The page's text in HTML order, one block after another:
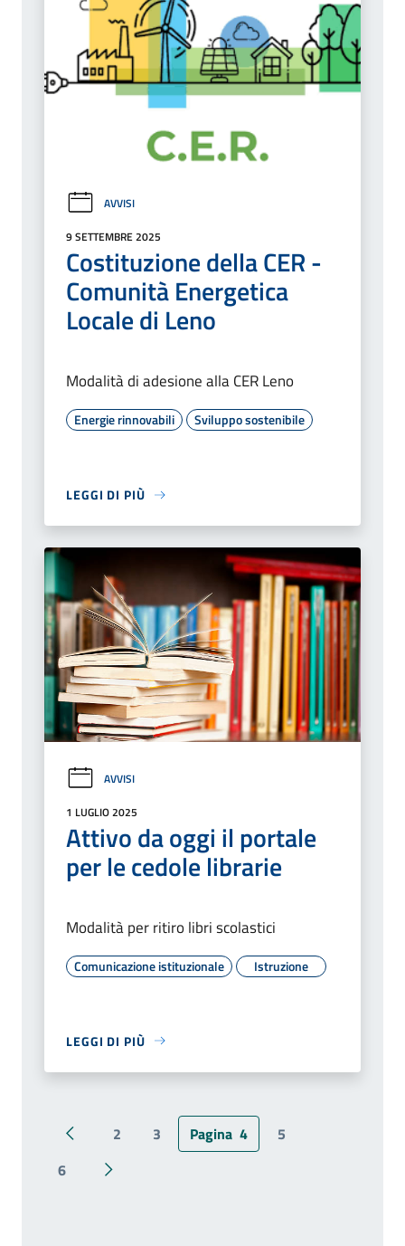
AVVISI
9 SETTEMBRE 2025
Costituzione della CER -
Comunità Energetica
Locale di Leno
Modalità di adesione alla CER Leno
Energie rinnovabili Sviluppo sostenibile
LEGGI DI PIÙ
AVVISI
1 LUGLIO 2025
Attivo da oggi il portale
per le cedole librarie
Modalità per ritiro libri scolastici
Comunicazione istituzionale Istruzione
LEGGI DI PIÙ
Pagina precedente
2 3 Pagina 4
5
6
Pagina successiva